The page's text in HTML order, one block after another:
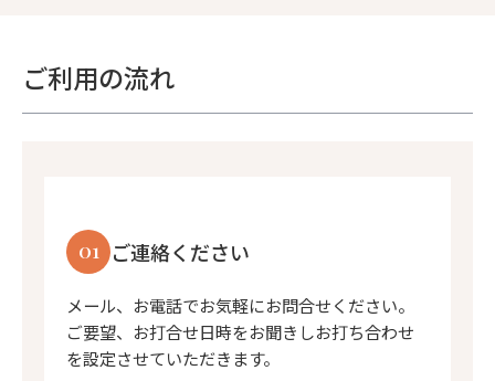
ご利用の流れ
01 ご連絡ください
メール、お電話でお気軽にお問合せください。
ご要望、お打合せ日時をお聞きしお打ち合わせ
を設定させていただきます。